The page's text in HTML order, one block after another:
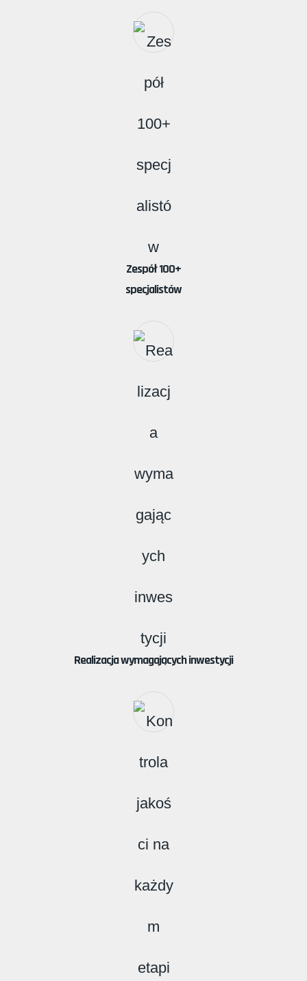
Zespół 100+
specjalistów
Realizacja wymagających inwestycji